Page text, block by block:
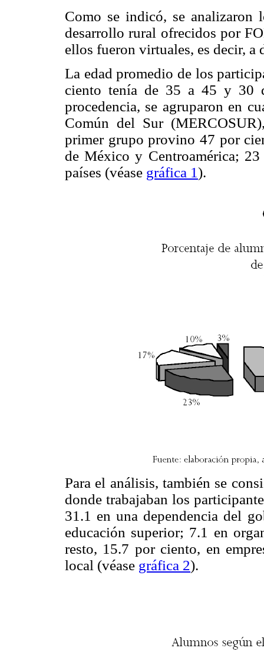
Como se indicó, se analizaron
desarrollo rural ofrecidos por
ellos fueron virtuales, es decir, a
La edad promedio de los
ciento tenía de 35 a 45 y 30
procedencia, se agruparon en
Común del Sur
primer grupo provino 47 por
de México y Centroamérica;
países (véase gráfica 1).
Para el análisis, también se
donde trabajaban los
31.1 en una dependencia del
educación superior; 7.1 en
resto, 15.7 por ciento, en
local (véase gráfica 2).